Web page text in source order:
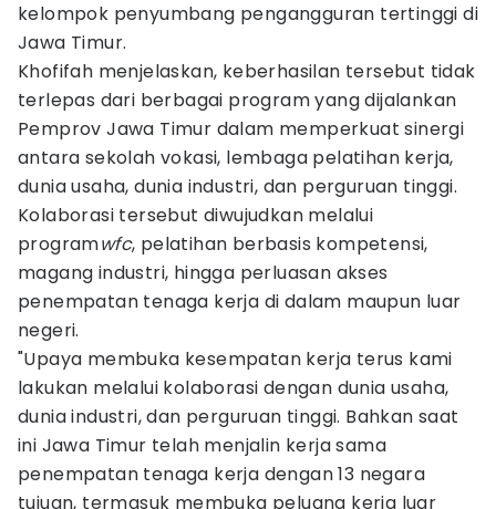
kelompok penyumbang pengangguran tertinggi di
Jawa Timur.
Khofifah menjelaskan, keberhasilan tersebut tidak
terlepas dari berbagai program yang dijalankan
Pemprov Jawa Timur dalam memperkuat sinergi
antara sekolah vokasi, lembaga pelatihan kerja,
dunia usaha, dunia industri, dan perguruan tinggi.
Kolaborasi tersebut diwujudkan melalui
programwfc, pelatihan berbasis kompetensi,
magang industri, hingga perluasan akses
penempatan tenaga kerja di dalam maupun luar
negeri.
"Upaya membuka kesempatan kerja terus kami
lakukan melalui kolaborasi dengan dunia usaha,
dunia industri, dan perguruan tinggi. Bahkan saat
ini Jawa Timur telah menjalin kerja sama
penempatan tenaga kerja dengan 13 negara
tujuan, termasuk membuka peluang kerja luar